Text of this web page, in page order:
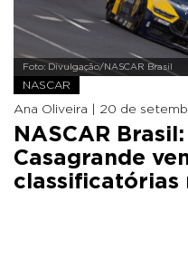
Foto: Divulgação/NASCAR Brasil
NASCAR
Ana Oliveira | 20 de
NASCAR
Casagrande
classificatórias